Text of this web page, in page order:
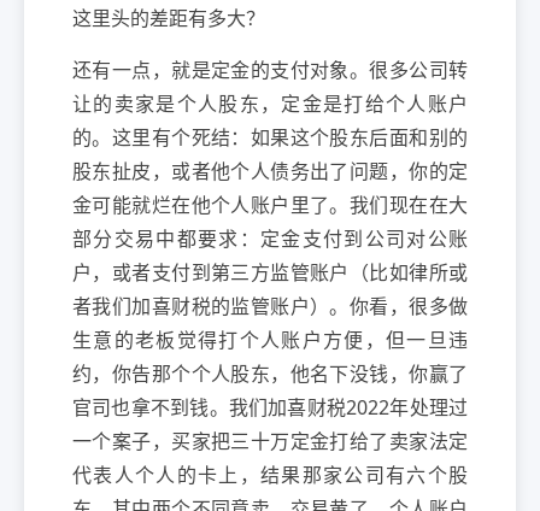
这里头的差距有多大？
还有一点，就是定金的支付对象。很多公司转
让的卖家是个人股东，定金是打给个人账户
的。这里有个死结：如果这个股东后面和别的
股东扯皮，或者他个人债务出了问题，你的定
金可能就烂在他个人账户里了。我们现在在大
部分交易中都要求：定金支付到公司对公账
户，或者支付到第三方监管账户（比如律所或
者我们加喜财税的监管账户）。你看，很多做
生意的老板觉得打个人账户方便，但一旦违
约，你告那个个人股东，他名下没钱，你赢了
官司也拿不到钱。我们加喜财税2022年处理过
一个案子，买家把三十万定金打给了卖家法定
代表人个人的卡上，结果那家公司有六个股